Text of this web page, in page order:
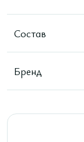
Состав
Бренд